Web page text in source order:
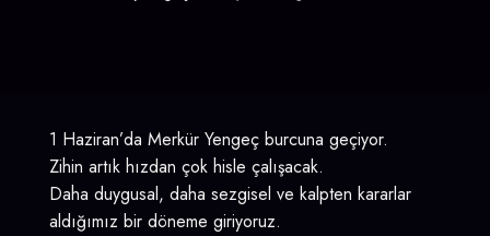
1 Haziran’da Merkür Yengeç burcuna geçiyor.
Zihin artık hızdan çok hisle çalışacak.
Daha duygusal, daha sezgisel ve kalpten kararlar
aldığımız bir döneme giriyoruz.